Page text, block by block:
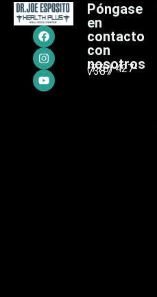
Póngase
en
contacto
con
nosotros
(770) 427-
7387